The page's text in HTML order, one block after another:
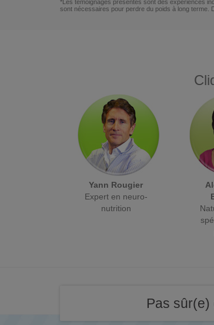
*Les témoignages présentés sont des expériences
sont nécessaires pour perdre du poids à long terme.
Yann Rougier
Expert en neuro-
nutrition
Pas sûr(e)